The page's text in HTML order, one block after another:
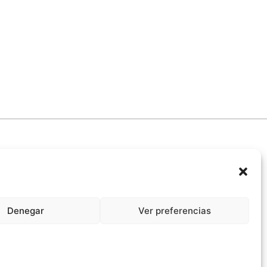
Denegar Ver preferencias
Ético con la IA
Propiedad Intelectual